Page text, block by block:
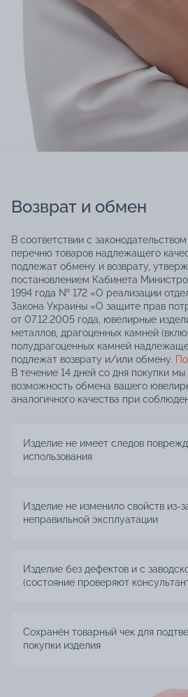
Возврат и обмен
В соответствии с
перечню товаров надлежащего
подлежат обмену и возврату,
постановлением Кабинета
1994 года № 172 «О реализации
Закона Украины «О защите прав
от 07.12.2005 года, ювелирные
металлов, драгоценных камней
полудрагоценных камней
подлежат возврату и/или обмену.
В течение 14 дней со дня покупки
возможность обмена вашего
аналогичного качества при
Изделие не имеет следов
использования
Изделие не изменило свойств из-
неправильной эксплуатации
Изделие без дефектов и с
(состояние проверяют
Сохранён товарный чек для
покупки изделия